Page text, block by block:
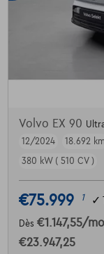
Volvo EX 90
12/2024
18.692 km
380 kW ( 510 CV )
€75.999 1 ✓
Dès €1.147,55/
€23.947,25